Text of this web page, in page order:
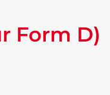
Form D)